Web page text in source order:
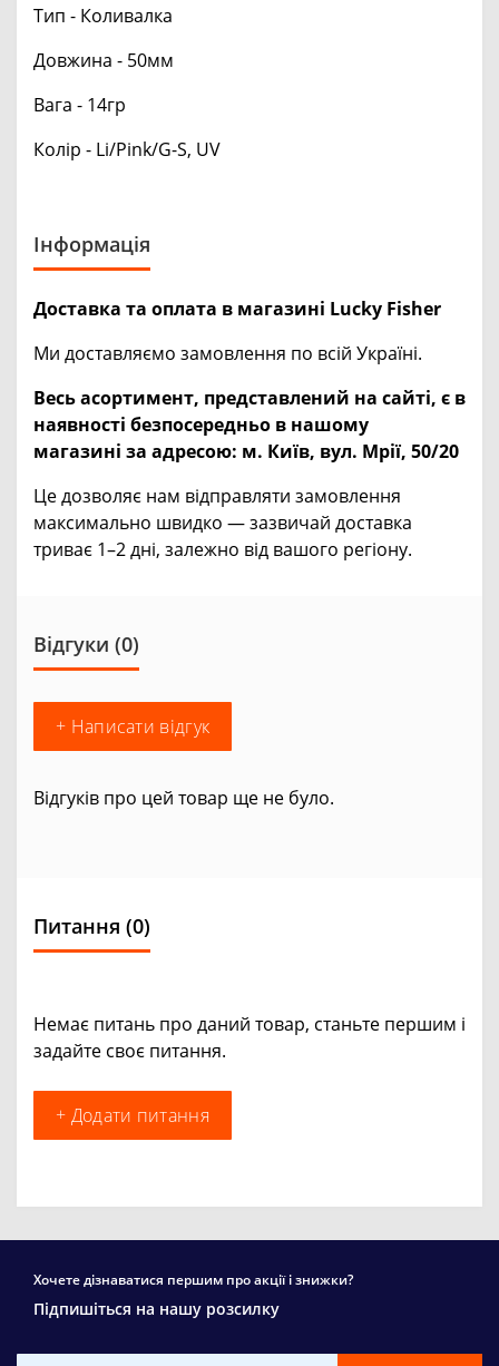
Тип - Коливалка
Довжина - 50мм
Вага - 14гр
Колір - Li/Pink/G-S, UV
Інформація
Доставка та оплата в магазині Lucky Fisher
Ми доставляємо замовлення по всій Україні.
Весь асортимент, представлений на сайті, є в
наявності безпосередньо в нашому
магазині за адресою: м. Київ, вул. Мрії, 50/20
Це дозволяє нам відправляти замовлення
максимально швидко — зазвичай доставка
триває 1–2 дні, залежно від вашого регіону.
Відгуки (0)
+ Написати відгук
Відгуків про цей товар ще не було.
Питання (0)
Немає питань про даний товар, станьте першим і
задайте своє питання.
+ Додати питання
Хочете дізнаватися першим про акції і знижки?
Підпишіться на нашу розсилку